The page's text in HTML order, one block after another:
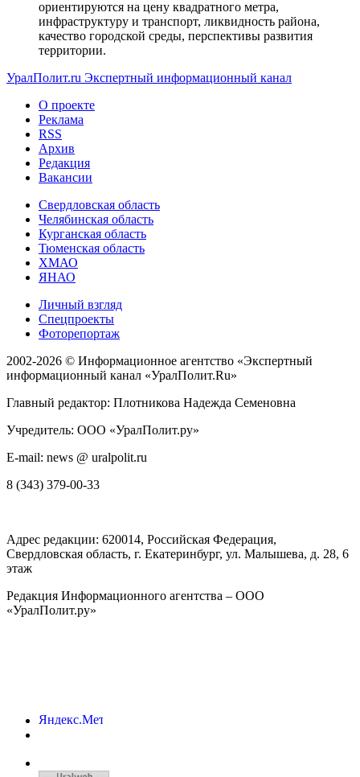
ориентируются на цену квадратного метра,
инфраструктуру и транспорт, ликвидность района,
качество городской среды, перспективы развития
территории.
УралПолит.ru Экспертный информационный канал
О проекте
Реклама
RSS
Архив
Редакция
Вакансии
Свердловская область
Челябинская область
Курганская область
Тюменская область
ХМАО
ЯНАО
Личный взгляд
Спецпроекты
Фоторепортаж
2002-2026 © Информационное агентство «Экспертный
информационный канал «УралПолит.Ru»
Главный редактор: Плотникова Надежда Семеновна
Учредитель: ООО «УралПолит.ру»
E-mail: news @ uralpolit.ru
8 (343) 379-00-33
Адрес редакции: 620014, Российская Федерация,
Свердловская область, г. Екатеринбург, ул. Малышева, д. 28, 6
этаж
Редакция Информационного агентства – ООО
«УралПолит.ру»